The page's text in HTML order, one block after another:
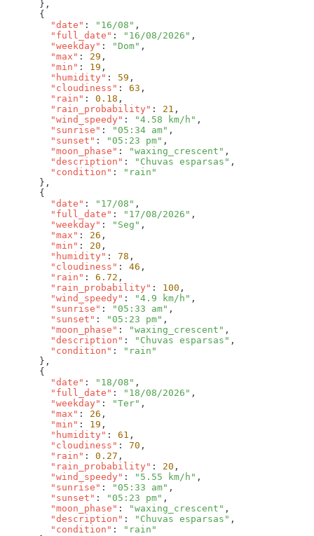
        "date"
: "16/08"
        "full_date"
: "16/08/2026"
        "weekday"
: "Dom"
        "max"
: 29
        "min"
: 19
        "humidity"
: 59
        "cloudiness"
: 63
        "rain"
: 0.18
        "rain_probability"
: 21
        "wind_speedy"
: "4.58 km/h"
        "sunrise"
: "05:34 am"
        "sunset"
: "05:23 pm"
        "moon_phase"
: "waxing_crescent"
        "description"
: "Chuvas esparsas"
        "condition"
:
        "date"
: "17/08"
        "full_date"
: "17/08/2026"
        "weekday"
: "Seg"
        "max"
: 26
        "min"
: 20
        "humidity"
: 78
        "cloudiness"
: 46
        "rain"
: 6.72
        "rain_probability"
: 100
        "wind_speedy"
: "4.9 km/h"
        "sunrise"
: "05:33 am"
        "sunset"
: "05:23 pm"
        "moon_phase"
: "waxing_crescent"
        "description"
: "Chuvas esparsas"
        "condition"
:
        "date"
: "18/08"
        "full_date"
: "18/08/2026"
        "weekday"
: "Ter"
        "max"
: 26
        "min"
: 19
        "humidity"
: 61
        "cloudiness"
: 70
        "rain"
: 0.27
        "rain_probability"
: 20
        "wind_speedy"
: "5.55 km/h"
        "sunrise"
: "05:33 am"
        "sunset"
: "05:23 pm"
        "moon_phase"
: "waxing_crescent"
        "description"
: "Chuvas esparsas"
        "condition"
: